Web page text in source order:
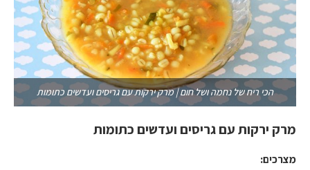
הכי ריח של נחמה ושל חום | מרק ירקות עם גריסים ועדשים כתומות
מרק ירקות עם גריסים ועדשים כתומות
מצרכים: